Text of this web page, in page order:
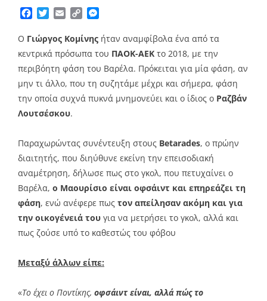
Facebook
TwitterEmailCopy
Ο Γιώργος Κομίνης ήταν αναμφίβολα ένα από τα
κεντρικά πρόσωπα του ΠΑΟΚ-ΑΕΚ το 2018, με την
περιβόητη φάση του Βαρέλα. Πρόκειται για μία φάση, αν
μην τι άλλο, που τη συζητάμε μέχρι και σήμερα, φάση
την οποία συχνά πυκνά μνημονεύει και ο ίδιος ο Ραζβάν
Λουτσέσκου.
Παραχωρώντας συνέντευξη στους Betarades, ο πρώην
διαιτητής, που διηύθυνε εκείνη την επεισοδιακή
αναμέτρηση, δήλωσε πως στο γκολ, που πετυχαίνει ο
Βαρέλα, ο Μαουρίσιο είναι οφσάιντ και επηρεάζει τη
φάση, ενώ ανέφερε πως τον απείλησαν ακόμη και για
την οικογένειά του για να μετρήσει το γκολ, αλλά και
πως ζούσε υπό το καθεστώς του φόβου
Μεταξύ άλλων είπε:
«Το έχει ο Ποντίκης, οφσάιντ είναι, αλλά πώς το